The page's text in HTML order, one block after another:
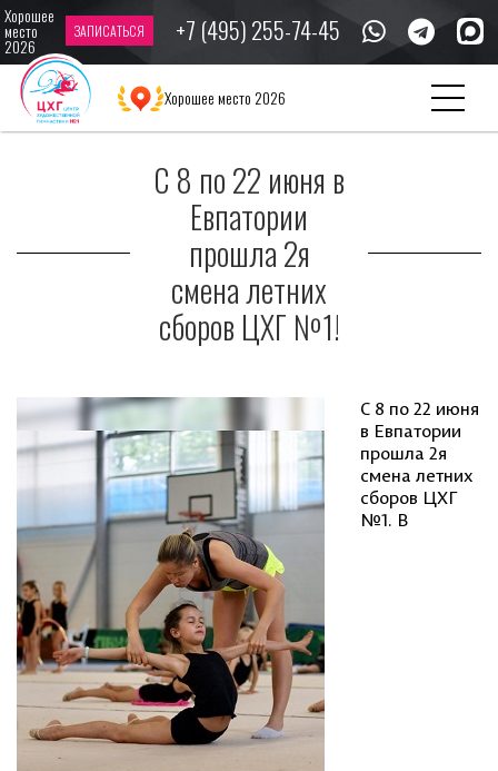
Хорошее
место
2026
ЗАПИСАТЬСЯ +7 (495) 255-74-45
Хорошее место 2026
Главная Новости
С 8 по 22 июня в Евпатории прошла 2я смена летних
сборов ЦХГ №1!
С 8 по 22 июня в
Евпатории
прошла 2я
смена летних
сборов ЦХГ №1!
С 8 по 22 июня
в Евпатории
прошла 2я
смена летних
сборов ЦХГ
№1. В